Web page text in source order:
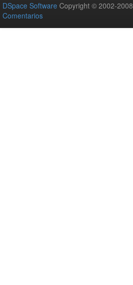
DSpace Software Copyright © 2002-2008
Comentarios